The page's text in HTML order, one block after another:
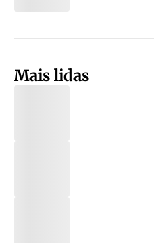
Mais lidas